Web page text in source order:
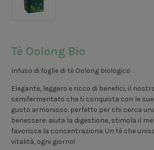
Tè Oolong Bio
Infuso di foglie di tè Oolong biologico
Elegante, leggero e ricco di benefici, il
semifermentato che ti conquista con le
gusto armonioso. perfetto per chi cerca
benessere: aiuta la digestione, stimola il
favorisce la concentrazione. Un tè che
vitalità, ogni giorno!